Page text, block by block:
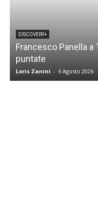
DISCOVERY+
Francesco Panella a
puntate
Loris Zanini - 6 Agosto 2026